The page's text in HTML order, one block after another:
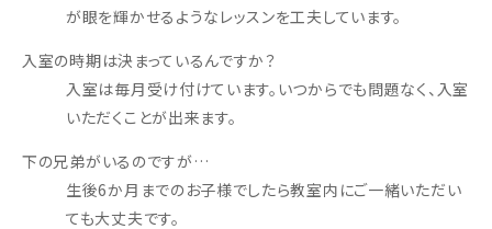
が眼を輝かせるようなレッスンを工夫しています。
入室の時期は決まっているんですか？
入室は毎月受け付けています。いつからでも問題なく、入室
いただくことが出来ます。
下の兄弟がいるのですが…
生後6か月までのお子様でしたら教室内にご一緒いただい
ても大丈夫です。